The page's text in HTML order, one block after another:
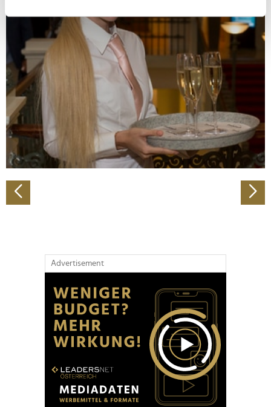
bestimmten Merkmalen (Fingerprinting) identifizieren
Erfahren Sie mehr darüber, wie Ihre persönlichen Daten
verarbeitet werden, und legen Sie Ihre Präferenzen im
Abschnitt Einzelheiten
fest.
Wir verwenden Cookies, um Inhalte und Anzeigen zu
personalisieren, Funktionen für soziale Medien anbieten
zu können und die Zugriffe auf unsere Website zu
analysieren. Außerdem geben wir Informationen zu Ihrer
Verwendung unserer Website an unsere Partner für
Partner führen diese Informationen möglicherweise mit
weiteren Daten zusammen, die Sie ihnen bereitgestellt
Advertisement